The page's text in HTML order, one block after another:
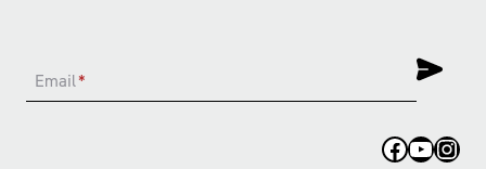
Email*
Facebook